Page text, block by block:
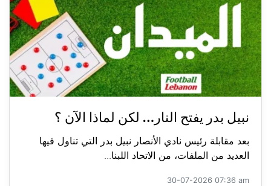
نبيل بدر يفتح النار… لكن لماذا الآن ؟
بعد مقابلة رئيس نادي الأنصار نبيل بدر التي تناول فيها
العديد من الملفات، من الاتحاد اللبنا...
30-07-2026 07:36 am